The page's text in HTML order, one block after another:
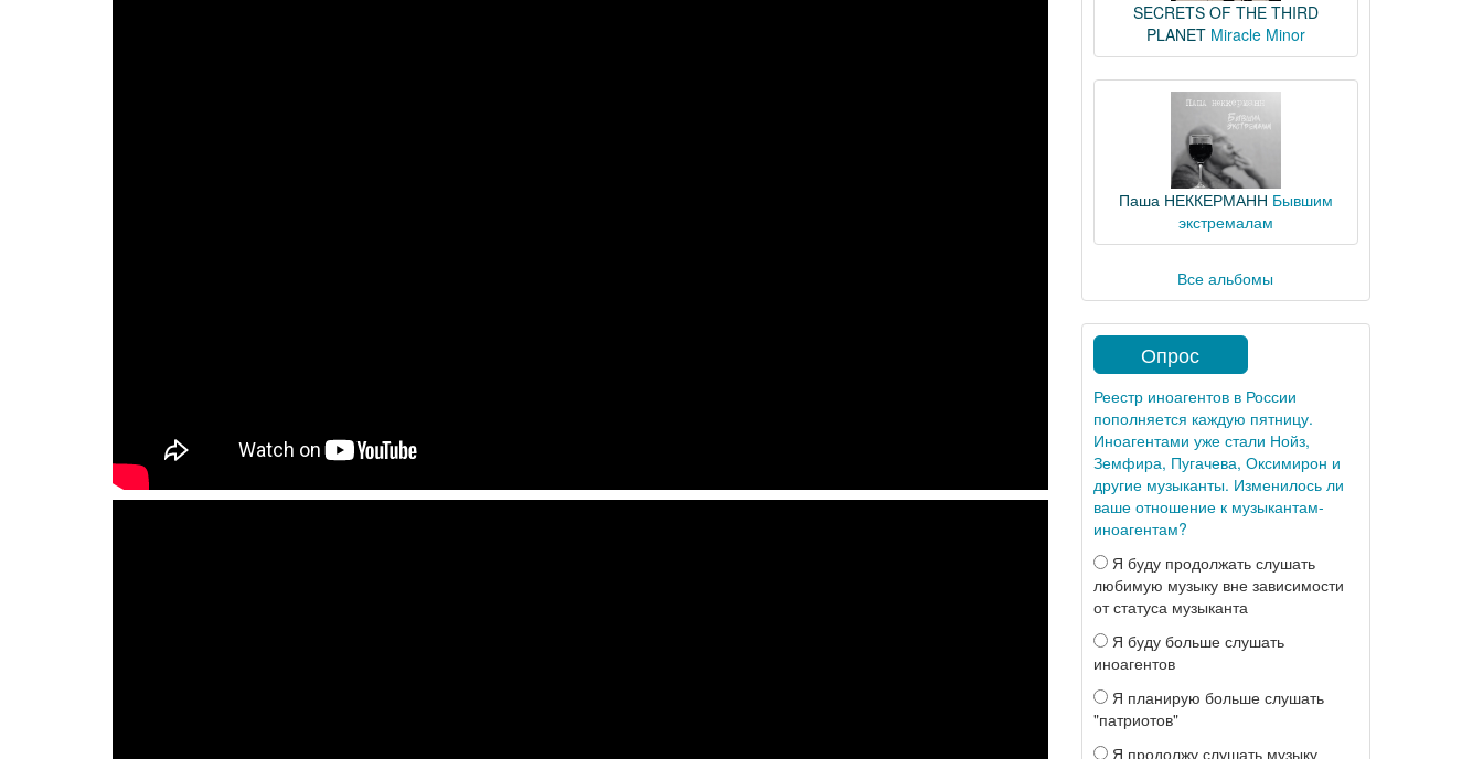
SECRETS OF THE THIRD
PLANET Miracle Minor
Паша НЕККЕРМАНН Бывшим
экстремалам
Все альбомы
Опрос
Реестр иноагентов в России
пополняется каждую пятницу.
Иноагентами уже стали Нойз,
Земфира, Пугачева, Оксимирон и
другие музыканты. Изменилось ли
ваше отношение к музыкантам-
иноагентам?
Я буду продолжать слушать
любимую музыку вне зависимости
от статуса музыканта
Я буду больше слушать
иноагентов
Я планирую больше слушать
"патриотов"
Я продолжу слушать музыку